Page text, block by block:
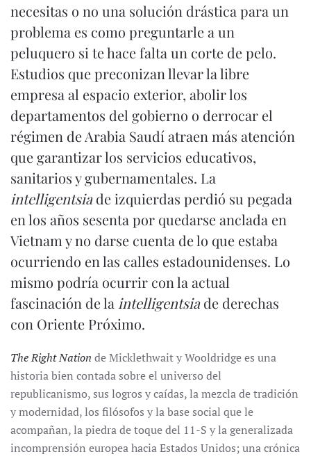
necesitas o no una solución drástica para un
problema es como preguntarle a un
peluquero si te hace falta un corte de pelo.
Estudios que preconizan llevar la libre
empresa al espacio exterior, abolir los
departamentos del gobierno o derrocar el
régimen de Arabia Saudí atraen más atención
que garantizar los servicios educativos,
sanitarios y gubernamentales. La
intelligentsiade izquierdas perdió su pegada
en los años sesenta por quedarse anclada en
Vietnam y no darse cuenta de lo que estaba
ocurriendo en las calles estadounidenses. Lo
mismo podría ocurrir con la actual
fascinación de la intelligentsiade derechas
con Oriente Próximo.
The Right Nation de Micklethwait y Wooldridge es una
historia bien contada sobre el universo del
republicanismo, sus logros y caídas, la mezcla de tradición
y modernidad, los filósofos y la base social que le
acompañan, la piedra de toque del 11-S y la generalizada
incomprensión europea hacia Estados Unidos; una crónica